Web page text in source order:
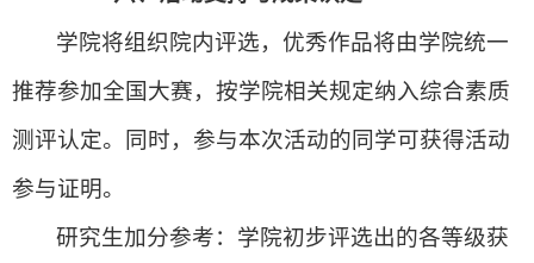
学院将组织院内评选，优秀作品将由学院统一
推荐参加全国大赛，按学院相关规定纳入综合素质
测评认定。同时，参与本次活动的同学可获得活动
参与证明。
研究生加分参考：学院初步评选出的各等级获